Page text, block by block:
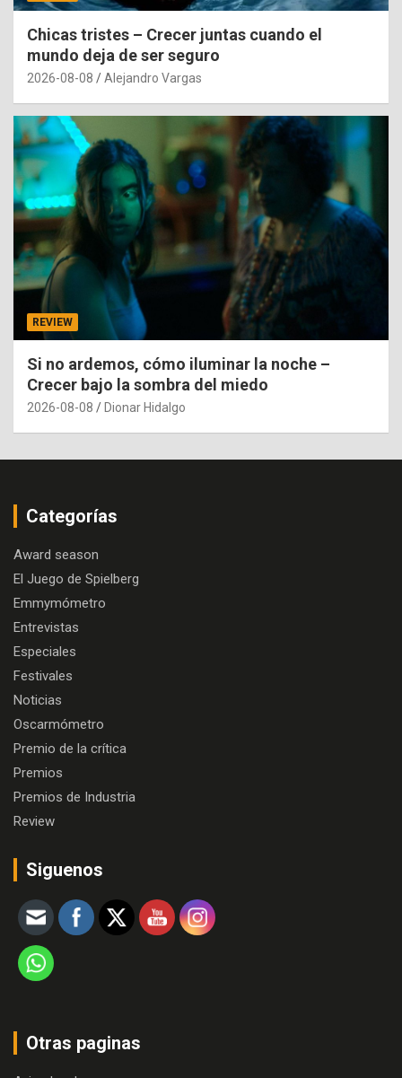
Chicas tristes – Crecer juntas cuando el
mundo deja de ser seguro
2026-08-08 Alejandro Vargas
REVIEW
Si no ardemos, cómo iluminar la noche –
Crecer bajo la sombra del miedo
2026-08-08 Dionar Hidalgo
Categorías
Award season
El Juego de Spielberg
Emmymómetro
Entrevistas
Especiales
Festivales
Noticias
Oscarmómetro
Premio de la crítica
Premios
Premios de Industria
Review
Siguenos
Otras paginas